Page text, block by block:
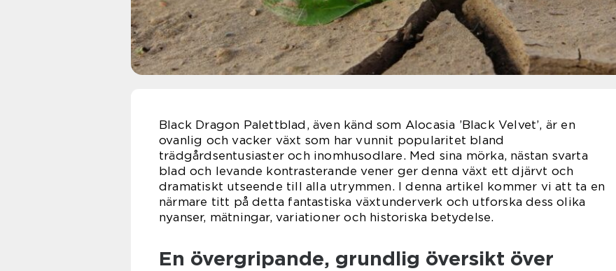
Black Dragon Palettblad, även känd som Alocasia ’Black Velvet’, är en
ovanlig och vacker växt som har vunnit popularitet bland
trädgårdsentusiaster och inomhusodlare. Med sina mörka, nästan svarta
blad och levande kontrasterande vener ger denna växt ett djärvt och
dramatiskt utseende till alla utrymmen. I denna artikel kommer vi att ta en
närmare titt på detta fantastiska växtunderverk och utforska dess olika
nyanser, mätningar, variationer och historiska betydelse.
En övergripande, grundlig översikt över